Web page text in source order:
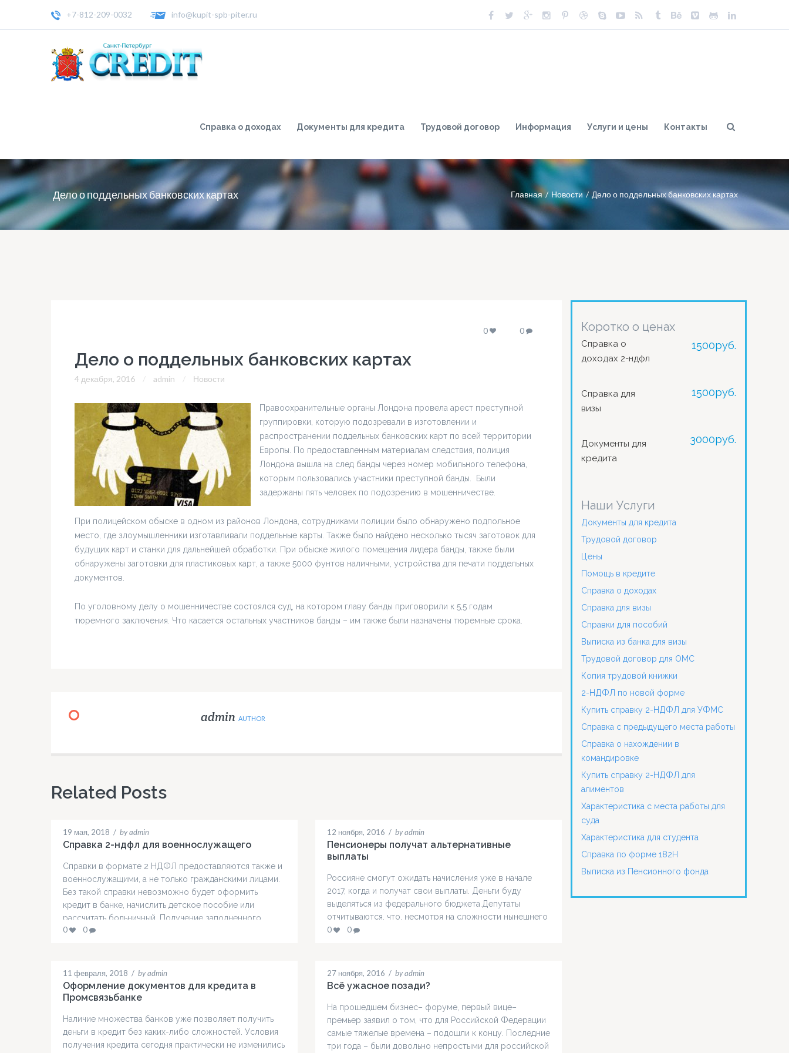
+7-812-209-0032 info@kupit-spb-piter.ru
Справка о доходах Документы для кредита Трудовой договор Информация Услуги и цены Контакты
Дело о поддельных банковских картах Главная Новости Дело о поддельных банковских картах
0 0
Дело о поддельных банковских картах
4 декабря, 2016 admin Новости
Правоохранительные органы Лондона провела арест преступной
группировки, которую подозревали в изготовлении и
распространении поддельных банковских карт по всей территории
Европы. По предоставленным материалам следствия, полиция
Лондона вышла на след банды через номер мобильного телефона,
которым пользовались участники преступной банды. Были
задержаны пять человек по подозрению в мошенничестве.
При полицейском обыске в одном из районов Лондона, сотрудниками полиции было обнаружено подпольное
место, где злоумышленники изготавливали поддельные карты. Также было найдено несколько тысяч заготовок для
будущих карт и станки для дальнейшей обработки. При обыске жилого помещения лидера банды, также были
обнаружены заготовки для пластиковых карт, а также 5000 фунтов наличными, устройства для печати поддельных
документов.
По уголовному делу о мошенничестве состоялся суд, на котором главу банды приговорили к 5,5 годам
тюремного заключения. Что касается остальных участников банды – им также были назначены тюремные срока.
admin AUTHOR
Related Posts
19 мая, 2018 / by admin
Справка 2-ндфл для военнослужащего
Справки в формате 2 НДФЛ предоставляются также и
военнослужащими, а не только гражданскими лицами.
Без такой справки невозможно будет оформить
кредит в банке, начислить детское пособие или
рассчитать больничный. Получение заполненного
бланка 2 НДФЛ для военнослужащего проходит
Процедура слишком сложная и требующая
длительного ожидания…
0 0
12 ноября, 2016 / by admin
Пенсионеры получат альтернативные
выплаты
Россияне смогут ожидать начисления уже в начале
2017, когда и получат свои выплаты. Деньги буду
выделяться из федерального бюджета.Депутаты
отчитываются, что, несмотря на сложности нынешнего
времени, власть сумела найти средства и выполнить
подчеркивают, что уже с первых месяцев 2017 года
пенсии опять начнут…
0 0
11 февраля, 2018 / by admin
Оформление документов для кредита в
Промсвязьбанке
Наличие множества банков уже позволяет получить
деньги в кредит без каких-либо сложностей. Условия
получения кредита сегодня практически не изменились
27 ноября, 2016 / by admin
Всё ужасное позади?
На прошедшем бизнес– форуме, первый вице–
премьер заявил о том, что для Российской Федерации
самые тяжелые времена – подошли к концу. Последние
три года – были довольно непростыми для российской
Коротко о ценах
Справка о
доходах 2-ндфл
Справка для
визы
Документы для
кредита
1500руб.
1500руб.
3000руб.
Наши Услуги
Документы для кредита
Трудовой договор
Цены
Помощь в кредите
Справка о доходах
Справка для визы
Справки для пособий
Выписка из банка для визы
Трудовой договор для ОМС
Копия трудовой книжки
2-НДФЛ по новой форме
Купить справку 2-НДФЛ для УФМС
Справка с предыдущего места работы
Справка о нахождении в
командировке
Купить справку 2-НДФЛ для
алиментов
Характеристика с места работы для
суда
Характеристика для студента
Справка по форме 182Н
Выписка из Пенсионного фонда